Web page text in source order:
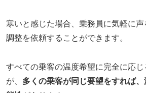
寒いと感じた場合、乗務員に気軽に
調整を依頼することができます。
すべての乗客の温度希望に完全に応
が、 多くの乗客が同じ要望をすれば